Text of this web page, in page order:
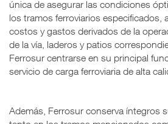
única de asegurar las condiciones
los tramos ferroviarios especificados,
costos y gastos derivados de la
de la vía, laderos y patios
Ferrosur centrarse en su principal
servicio de carga ferroviaria de alta
Además, Ferrosur conserva íntegros